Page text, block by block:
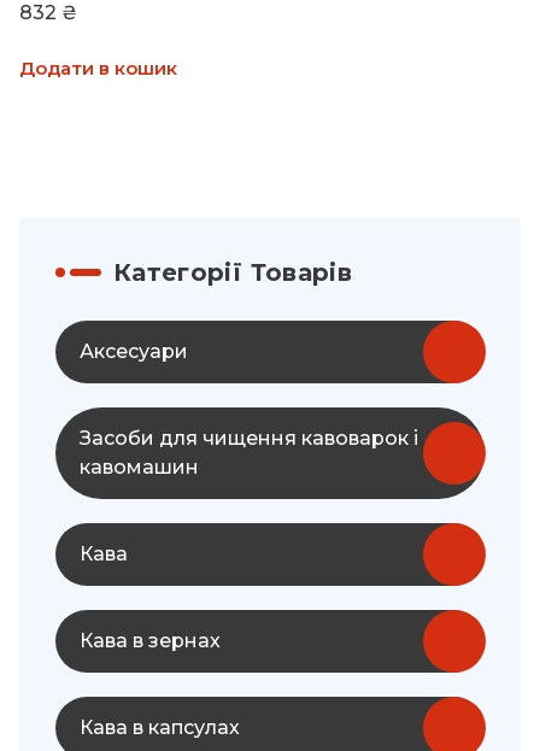
832 ₴
Додати в кошик
Категорії Товарів
Аксесуари
Засоби для чищення кавоварок і
кавомашин
Кава
Кава в зернах
Кава в капсулах